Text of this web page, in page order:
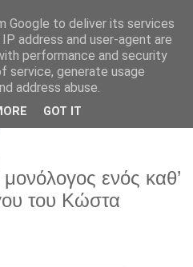
ενός καθ’
του Κώστα
Google to deliver its services
address and user-agent are
performance and security
service, generate usage
address abuse.
GOT IT